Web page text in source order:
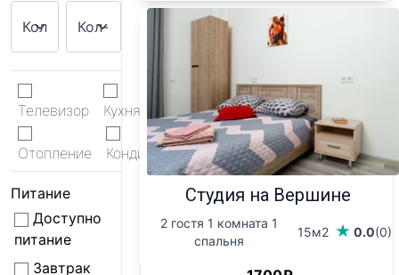
Телевизор Кухня WiFi
Отопление Кондиционер
Питание
Доступно
питание
Завтрак
Студия на Вершине
2 гостя 1 комната 1
спальня
15м2 0.0(0)